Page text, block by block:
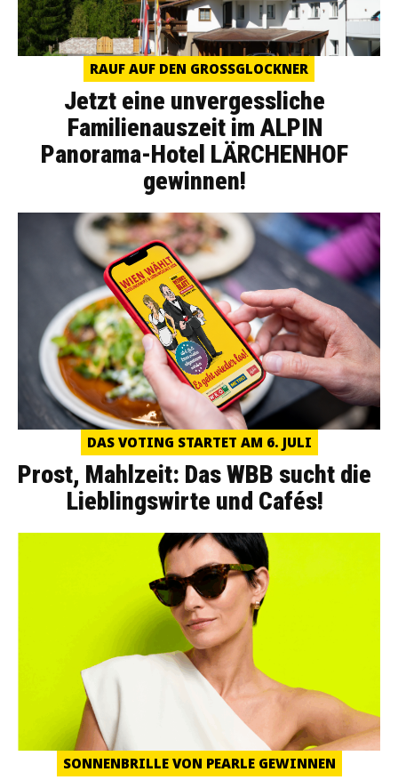
RAUF AUF DEN GROSSGLOCKNER
Jetzt eine unvergessliche
Familienauszeit im ALPIN
Panorama-Hotel LÄRCHENHOF
gewinnen!
DAS VOTING STARTET AM 6. JULI
Prost, Mahlzeit: Das WBB sucht die
Lieblingswirte und Cafés!
SONNENBRILLE VON PEARLE GEWINNEN